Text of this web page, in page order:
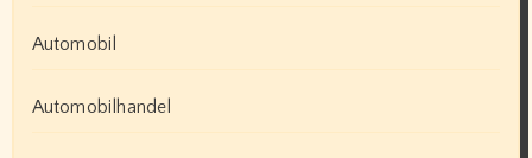
Automobil
Automobilhandel